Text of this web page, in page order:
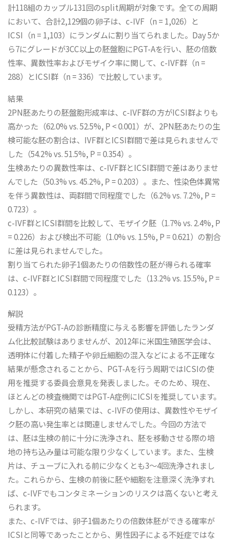
計118組のカップル131回のsplit周期が対象です。全ての周期
において、合計2,129個の卵子は、c-IVF（n = 1,026）と
ICSI（n = 1,103）にランダムに割り当てられました。Day 5か
ら7にグレードが3CC以上の胚盤胞にPGT-Aを行い、胚の倍数
性率、異数性率およびモザイク率に関して、c-IVF群（n =
288）とICSI群（n = 336）で比較しています。
結果
2PN胚あたりの胚盤胞形成率は、c-IVF群の方がICSI群よりも
高かった（62.0% vs. 52.5%, P < 0.001）が、2PN胚あたりの生
検可能な胚の割合は、IVF群とICSI群間で差は見られませんで
した（54.2% vs. 51.5%, P = 0.354）。
生検あたりの異数性率は、c-IVF群とICSI群間で差はありませ
んでした（50.3% vs. 45.2%, P = 0.203）。また、性染色体異常
を伴う異数性は、両群間で同程度でした（6.2% vs. 7.2%, P =
0.723）。
c-IVF群とICSI群間を比較して、モザイク胚（1.7% vs. 2.4%, P
= 0.226）および検出不可能（1.0% vs. 1.5%, P = 0.621）の割合
に差は見られませんでした。
割り当てられた卵子1個あたりの倍数性の胚が得られる確率
は、c-IVF群とICSI群間で同程度でした（13.2% vs. 15.5%, P =
0.123）。
解説
受精方法がPGT-Aの診断精度に与える影響を評価したランダ
ム化比較試験はありませんが、2012年に米国生殖医学会は、
透明体に付着した精子や卵丘細胞の混入などによる不正確な
結果が懸念されることから、PGT-Aを行う周期ではICSIの使
用を推奨する委員会意見を発表しました。そのため、現在、
ほとんどの検査機関ではPGT-A症例にICSIを推奨しています。
しかし、本研究の結果では、c-IVFの使用は、異数性やモザイ
ク胚の高い発生率とは関連しませんでした。今回の方法で
は、胚は生検の前に十分に洗浄され、胚を移動させる際の培
地の持ち込み量は可能な限り少なくしています。また、生検
片は、チューブに入れる前に少なくとも3〜4回洗浄されまし
た。これらから、生検の前後に胚や細胞を注意深く洗浄すれ
ば、c-IVFでもコンタミネーションのリスクは高くないと考え
られます。
また、c-IVFでは、卵子1個あたりの倍数体胚ができる確率が
ICSIと同等であったことから、男性因子による不妊症ではな